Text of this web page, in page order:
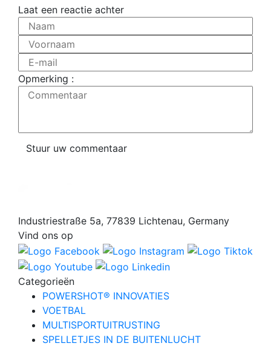
Laat een reactie achter
Naam
Voornaam
E-mail
Opmerking :
Commentaar
Stuur uw commentaar
Industriestraße 5a, 77839 Lichtenau, Germany
Vind ons op
Categorieën
POWERSHOT® INNOVATIES
VOETBAL
MULTISPORTUITRUSTING
SPELLETJES IN DE BUITENLUCHT